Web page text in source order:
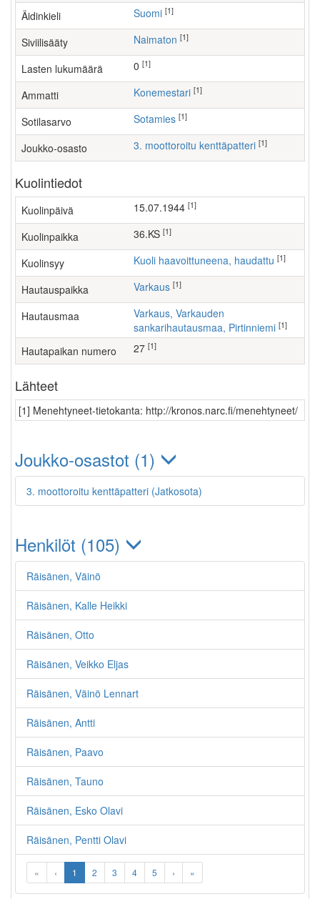
Äidinkieli Suomi [1]
Siviilisääty Naimaton [1]
Lasten lukumäärä [1]
Ammatti konemestari [1]
Sotilasarvo Sotamies [1]
Joukko-osasto 3. moottoroitu kenttäpatteri [1]
Kuolintiedot
Kuolinpäivä 15.07.1944 [1]
Kuolinpaikka 36.KS [1]
Kuolinsyy Kuoli haavoittuneena, haudattu [1]
Hautauspaikka Varkaus [1]
Hautausmaa
Varkaus, Varkauden
sankarihautausmaa, Pirtinniemi [1]
Hautapaikan numero 27 [1]
Lähteet
[1] Menehtyneet-tietokanta: http://kronos.narc.fi/menehtyneet/
Joukko-osastot (1)
3. moottoroitu kenttäpatteri (Jatkosota)
Henkilöt (105)
Räisänen, Väinö
Räisänen, Kalle Heikki
Räisänen, Otto
Räisänen, Veikko Eljas
Räisänen, Väinö Lennart
Räisänen, Antti
Räisänen, Paavo
Räisänen, Tauno
Räisänen, Esko Olavi
Räisänen, Pentti Olavi
« ‹ 1 2 3 4 5 › »